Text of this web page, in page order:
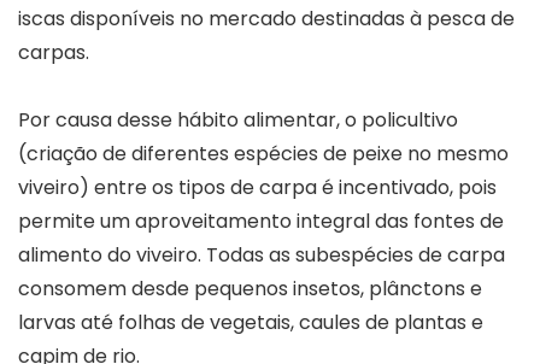
iscas disponíveis no mercado destinadas à pesca de
carpas.
Por causa desse hábito alimentar, o policultivo
(criação de diferentes espécies de peixe no mesmo
viveiro) entre os tipos de carpa é incentivado, pois
permite um aproveitamento integral das fontes de
alimento do viveiro. Todas as subespécies de carpa
consomem desde pequenos insetos, plânctons e
larvas até folhas de vegetais, caules de plantas e
capim de rio.